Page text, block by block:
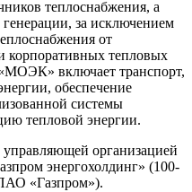
теплоснабжения, а
за исключением
от
корпоративных тепловых
включает транспорт,
обеспечение
системы
тепловой энергии.
организацией
энергохолдинг» (100-
«Газпром»).